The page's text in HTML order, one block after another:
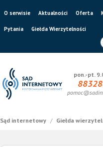
O serwisie Aktualności Oferta
Pytania
Giełda Wierzytelności
pon.-pt.
Sąd internetowy / Giełda